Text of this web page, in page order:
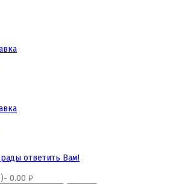
ответить Вам!
0.00 ₽